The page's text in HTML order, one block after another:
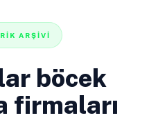
ARŞİVİ
böcek
firmaları